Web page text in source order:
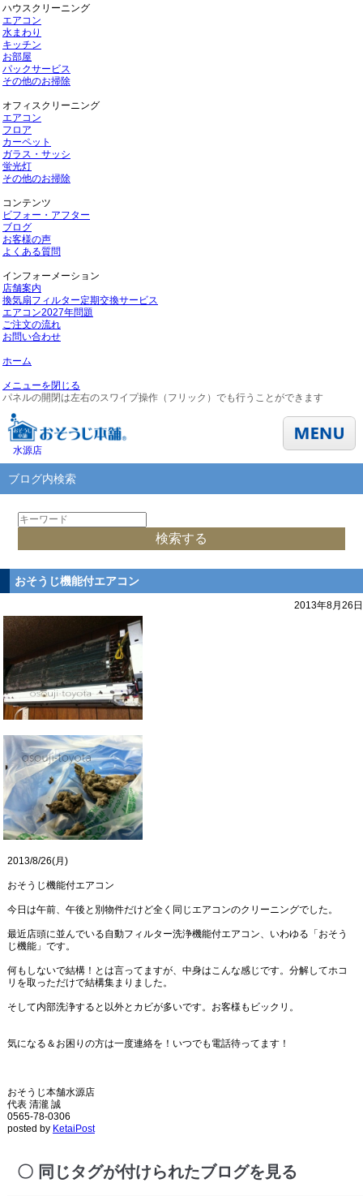
ハウスクリーニング
エアコン
水まわり
キッチン
お部屋
パックサービス
その他のお掃除
オフィスクリーニング
エアコン
フロア
カーペット
ガラス・サッシ
蛍光灯
その他のお掃除
コンテンツ
ビフォー・アフター
ブログ
お客様の声
よくある質問
インフォーメーション
店舗案内
換気扇フィルター定期交換サービス
エアコン2027年問題
ご注文の流れ
お問い合わせ
ホーム
メニューを閉じる
パネルの開閉は左右のスワイプ操作（フリック）でも行うことができます
水源店
ブログ内検索
おそうじ機能付エアコン
2013年8月26日
2013/8/26(月)
おそうじ機能付エアコン
今日は午前、午後と別物件だけど全く同じエアコンのクリーニングでした。
最近店頭に並んでいる自動フィルター洗浄機能付エアコン、いわゆる「おそう
じ機能」です。
何もしないで結構！とは言ってますが、中身はこんな感じです。分解してホコ
リを取っただけで結構集まりました。
そして内部洗浄すると以外とカビが多いです。お客様もビックリ。
気になる＆お困りの方は一度連絡を！いつでも電話待ってます！
おそうじ本舗水源店
代表 清瀧 誠
0565-78-0306
posted by KetaiPost
同じタグが付けられたブログを見る